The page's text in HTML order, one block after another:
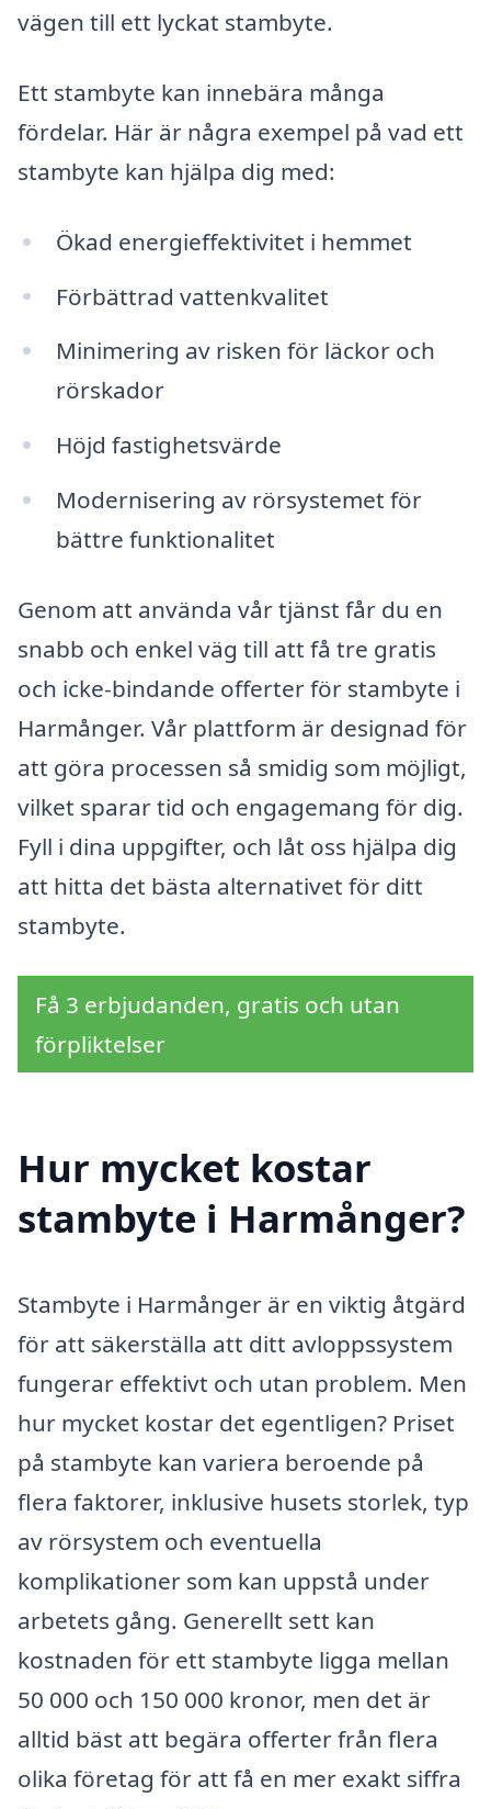
vägen till ett lyckat stambyte.
Ett stambyte kan innebära många
fördelar. Här är några exempel på vad ett
stambyte kan hjälpa dig med:
Ökad energieffektivitet i hemmet
Förbättrad vattenkvalitet
Minimering av risken för läckor och
rörskador
Höjd fastighetsvärde
Modernisering av rörsystemet för
bättre funktionalitet
Genom att använda vår tjänst får du en
snabb och enkel väg till att få tre gratis
och icke-bindande offerter för stambyte i
Harmånger. Vår plattform är designad för
att göra processen så smidig som möjligt,
vilket sparar tid och engagemang för dig.
Fyll i dina uppgifter, och låt oss hjälpa dig
att hitta det bästa alternativet för ditt
stambyte.
Få 3 erbjudanden, gratis och utan
förpliktelser
Hur mycket kostar
stambyte i Harmånger?
Stambyte i Harmånger är en viktig åtgärd
för att säkerställa att ditt avloppssystem
fungerar effektivt och utan problem. Men
hur mycket kostar det egentligen? Priset
på stambyte kan variera beroende på
flera faktorer, inklusive husets storlek, typ
av rörsystem och eventuella
komplikationer som kan uppstå under
arbetets gång. Generellt sett kan
kostnaden för ett stambyte ligga mellan
50 000 och 150 000 kronor, men det är
alltid bäst att begära offerter från flera
olika företag för att få en mer exakt siffra